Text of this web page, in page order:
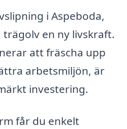
i Aspeboda,
en ny livskraft.
att fräscha upp
arbetsmiljön, är
investering.
får du enkelt